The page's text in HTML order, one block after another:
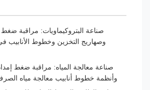
صناعة البتروكيماويات: مراقبة ضغط آبار
وصهاريج التخزين وخطوط الأنابيب في
صناعة معالجة المياه: مراقبة ضغط إمدادات
وأنظمة خطوط أنابيب معالجة مياه الصرف